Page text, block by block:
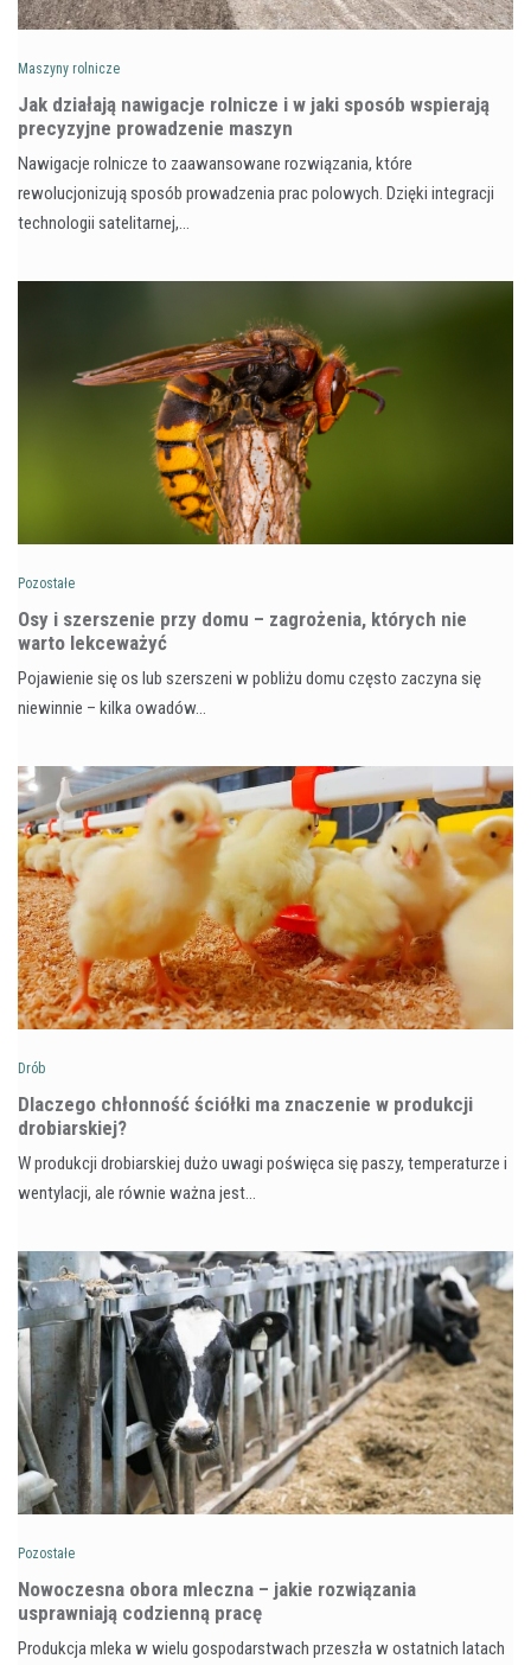
Maszyny rolnicze
Jak działają nawigacje rolnicze i w jaki sposób wspierają
precyzyjne prowadzenie maszyn
Nawigacje rolnicze to zaawansowane rozwiązania, które
rewolucjonizują sposób prowadzenia prac polowych. Dzięki integracji
technologii satelitarnej,…
Pozostałe
Osy i szerszenie przy domu – zagrożenia, których nie
warto lekceważyć
Pojawienie się os lub szerszeni w pobliżu domu często zaczyna się
niewinnie – kilka owadów…
Drób
Dlaczego chłonność ściółki ma znaczenie w produkcji
drobiarskiej?
W produkcji drobiarskiej dużo uwagi poświęca się paszy, temperaturze i
wentylacji, ale równie ważna jest…
Pozostałe
Nowoczesna obora mleczna – jakie rozwiązania
usprawniają codzienną pracę
Produkcja mleka w wielu gospodarstwach przeszła w ostatnich latach